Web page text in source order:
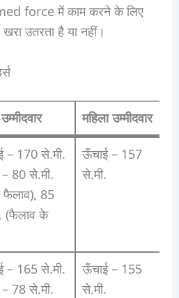
force में काम करने के लिए
उतरता है या नहीं।
महिला उम्मीदवार
– 170 से.मी.
– 80 से.मी.
फैलाव), 85
(फैलाव के
ऊँचाई – 157
से.मी.
– 165 से.मी.
– 78 से.मी.
ऊँचाई – 155
से.मी.